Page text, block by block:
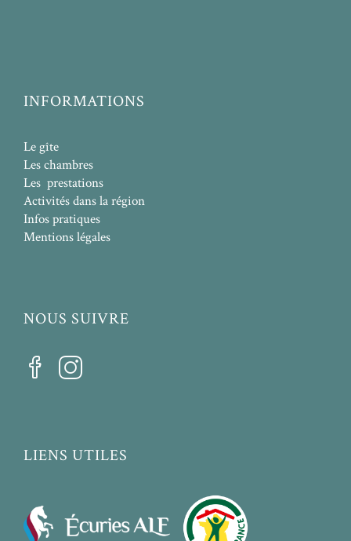
INFORMATIONS
Le gîte
Les chambres
Les prestations
Activités dans la région
Infos pratiques
Mentions légales
NOUS SUIVRE
LIENS UTILES